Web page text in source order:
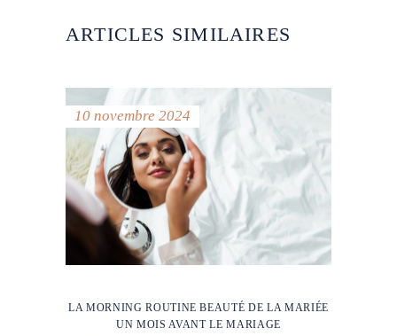
ARTICLES SIMILAIRES
10 novembre 2024
LA MORNING ROUTINE BEAUTÉ DE LA MARIÉE
UN MOIS AVANT LE MARIAGE